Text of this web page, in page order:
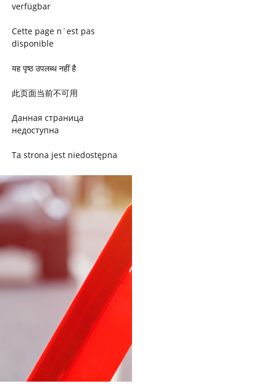
verfügbar
Cette page n´est pas
disponible
यह पृष्ठ उपलब्ध नहीं है
此页面当前不可用
Данная страница
недоступна
Ta strona jest niedostępna
Trang này không có
Esta página não está
disponível
このページは現在利用できま
せん
Pagina non disponibile
هذه الصفحة غير متوفرة